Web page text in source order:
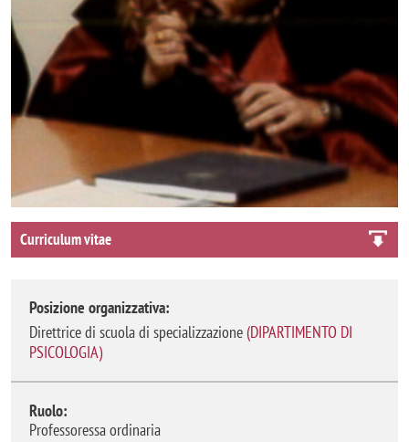
Curriculum vitae
Posizione organizzativa:
direttrice di scuola di specializzazione(DIPARTIMENTO DI
PSICOLOGIA)
Ruolo:
Professoressa ordinaria